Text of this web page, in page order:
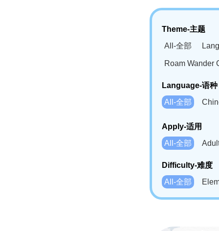
Theme-主题
All-全部
Roam Wander
Language-语种
All-全部
Bahasa
Swahili(SW)-
Apply-适用
All-全部
Difficulty-难度
All-全部